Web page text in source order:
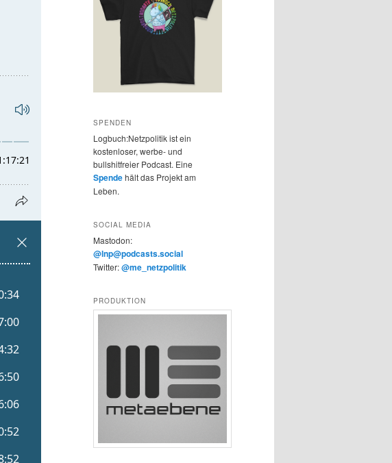
SPENDEN
Logbuch:Netzpolitik ist ein
kostenloser, werbe- und
bullshitfreier Podcast. Eine
Spendehält das Projekt am
Leben.
SOCIAL MEDIA
Mastodon:
@lnp@podcasts.social
Twitter:@me_netzpolitik
PRODUKTION